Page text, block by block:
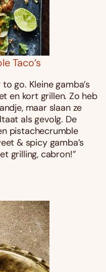
Taco’s
go. Kleine gamba’s
en kort grillen. Zo heb
maar slaan ze
als gevolg. De
pistachecrumble
& spicy gamba’s
grilling, cabron!”